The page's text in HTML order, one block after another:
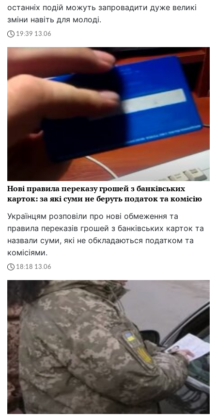
останніх подій можуть запровадити дуже великі
зміни навіть для молоді.
19:39 13.06
Нові правила переказу грошей з банківських
карток: за які суми не беруть податок та комісію
Українцям розповіли про нові обмеження та
правила переказів грошей з банківських карток та
назвали суми, які не обкладаються податком та
комісіями.
18:18 13.06